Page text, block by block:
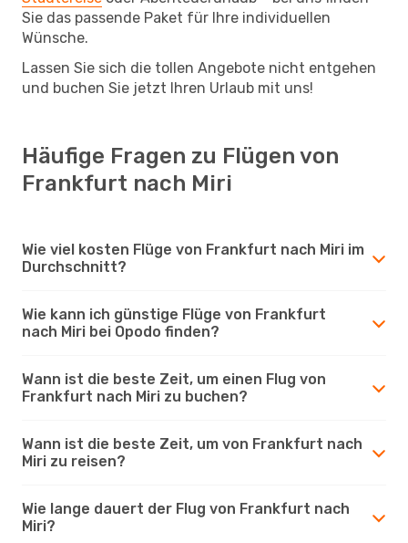
Sie das passende Paket für Ihre individuellen
Wünsche.
Lassen Sie sich die tollen Angebote nicht entgehen
und buchen Sie jetzt Ihren Urlaub mit uns!
Häufige Fragen zu Flügen von
Frankfurt nach Miri
Wie viel kosten Flüge von Frankfurt nach Miri im
Durchschnitt?
Wie kann ich günstige Flüge von Frankfurt
nach Miri bei Opodo finden?
Wann ist die beste Zeit, um einen Flug von
Frankfurt nach Miri zu buchen?
Wann ist die beste Zeit, um von Frankfurt nach
Miri zu reisen?
Wie lange dauert der Flug von Frankfurt nach
Miri?